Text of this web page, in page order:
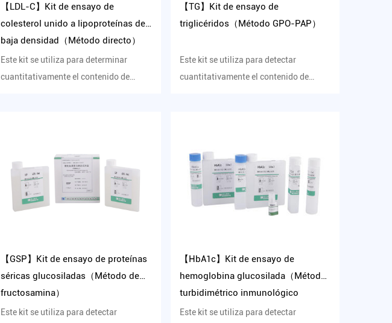
【LDL-C】Kit de ensayo de
colesterol unido a lipoproteínas de
baja densidad（Método directo）
Este kit se utiliza para determinar
cuantitativamente el contenido de
【TG】Kit de ensayo de
triglicéridos（Método GPO-PAP）
Este kit se utiliza para detectar
cuantitativamente el contenido de
【GSP】Kit de ensayo de proteínas
séricas glucosiladas（Método de
fructosamina）
Este kit se utiliza para detectar
【HbA1c】Kit de ensayo de
hemoglobina glucosilada（Método
turbidimétrico inmunológico
mejorado con látex）
Este kit se utiliza para detectar